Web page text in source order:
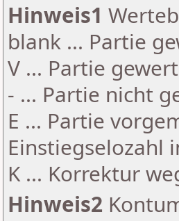
Hinweis1
blank ... Partie
V ... Partie
- ... Partie nicht
E ... Partie
Einstiegselozahl
K ... Korrektur
Hinweis2